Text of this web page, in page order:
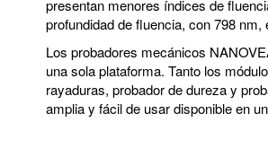
presentan menores índices de
profundidad de fluencia, con 798
Los probadores mecánicos
una sola plataforma. Tanto los
rayaduras, probador de dureza y
amplia y fácil de usar disponible en